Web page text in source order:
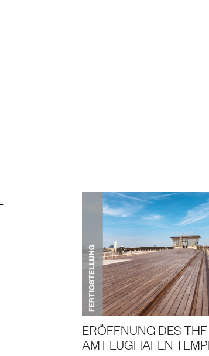
ERÖFFNUNG DES
AM FLUGHAFEN